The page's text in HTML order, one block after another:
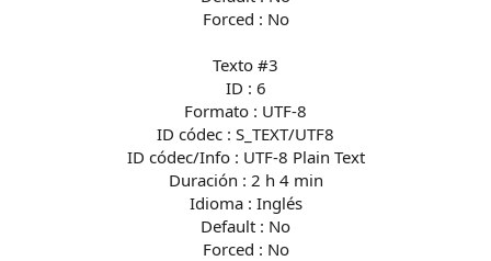
Forced : No
Texto #3
ID : 6
Formato : UTF-8
ID códec : S_TEXT/UTF8
ID códec/Info : UTF-8 Plain Text
Duración : 2 h 4 min
Idioma : Inglés
Default : No
Forced : No